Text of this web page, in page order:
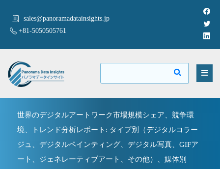
sales@panoramadatainsights.jp
+81-5050505761
世界のデジタルアートワーク市場規模シェア、競争環
境、トレンド分析レポート: タイプ別（デジタルコラー
ジュ、デジタルペインティング、デジタル写真、GIFア
ート、ジェネレーティブアート、その他）、媒体別